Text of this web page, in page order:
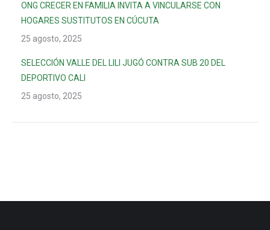
ONG CRECER EN FAMILIA INVITA A VINCULARSE CON
HOGARES SUSTITUTOS EN CÚCUTA
25 agosto, 2025
SELECCIÓN VALLE DEL LILI JUGÓ CONTRA SUB 20 DEL
DEPORTIVO CALI
25 agosto, 2025